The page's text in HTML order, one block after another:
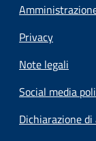
Privacy
Note legali
Social media
Dichiarazione